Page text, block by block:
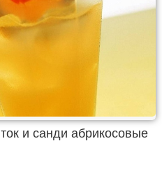
и санди абрикосовые